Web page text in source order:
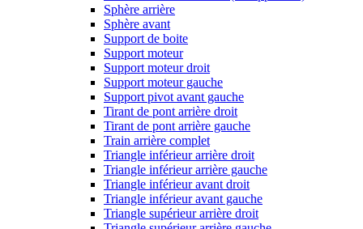
Sphère arrière
Sphère avant
Support de boite
Support moteur
Support moteur droit
Support moteur gauche
Support pivot avant gauche
Tirant de pont arrière droit
Tirant de pont arrière gauche
Train arrière complet
Triangle inférieur arrière droit
Triangle inférieur arrière gauche
Triangle inférieur avant droit
Triangle inférieur avant gauche
Triangle supérieur arrière droit